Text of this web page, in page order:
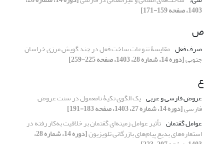
1403، صفحه 159-171]
ص
صرف فعل مقایسۀ تنوعات ساخت فعل در چند گویش مرزی خراسان
جنوبی[دوره 14، شماره 28، 1403، صفحه 225-259]
ع
عروض فارسی و عربی یک الگوی تکیۀ نامعمول در سنت عروض
فارسی[دوره 14، شماره 27، 1403، صفحه 183-191]
عوامل گفتمان تأثیر عوامل زمینه‌ای گفتمان بر خلاقیت به‌کار رفته در
استعاره‌های بدیع پیام‌های بازرگانی تلویزیون [دوره 14، شماره 28،